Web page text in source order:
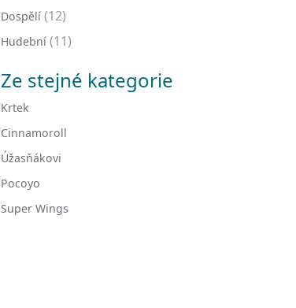
Dospělí (12)
Hudební (11)
Ze stejné kategorie
Krtek
Cinnamoroll
Úžasňákovi
Pocoyo
Super Wings